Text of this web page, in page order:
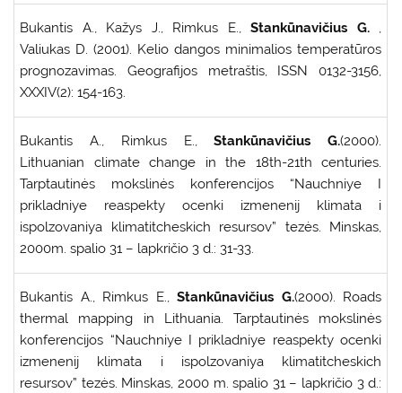
Bukantis A., Kažys J., Rimkus E.,Stankūnavičius G. ,
Valiukas D. (2001). Kelio dangos minimalios temperatūros
prognozavimas. Geografijos metraštis, ISSN 0132-3156,
XXXIV(2): 154-163.
Bukantis A., Rimkus E.,Stankūnavičius G.(2000).
Lithuanian climate change in the 18th-21th centuries.
Tarptautinės mokslinės konferencijos “Nauchniye I
prikladniye reaspekty ocenki izmenenij klimata i
ispolzovaniya klimatitcheskich resursov” tezės. Minskas,
2000m. spalio 31 – lapkričio 3 d.: 31-33.
Bukantis A., Rimkus E.,Stankūnavičius G.(2000). Roads
thermal mapping in Lithuania. Tarptautinės mokslinės
konferencijos “Nauchniye I prikladniye reaspekty ocenki
izmenenij klimata i ispolzovaniya klimatitcheskich
resursov” tezės. Minskas, 2000 m. spalio 31 – lapkričio 3 d.: